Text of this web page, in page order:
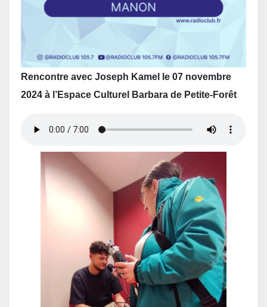
Rencontre avec Joseph Kamel le 07 novembre
2024 à l’Espace Culturel Barbara de Petite-Forêt